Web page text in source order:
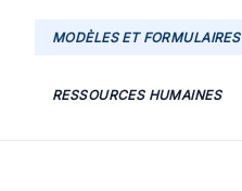
MODÈLES ET FORMULAIRES
RESSOURCES HUMAINES